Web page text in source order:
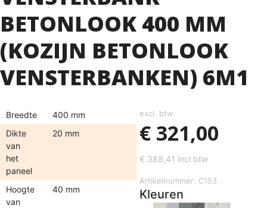
BETONLOOK 400 MM
(KOZIJN BETONLOOK
VENSTERBANKEN) 6M1
Breedte
400 mm
Dikte
van
het
paneel
20 mm
Hoogte
van
40 mm
excl. btw
€ 321,00
€ 388,41 incl btw
Artikelnummer: C153
Kleuren